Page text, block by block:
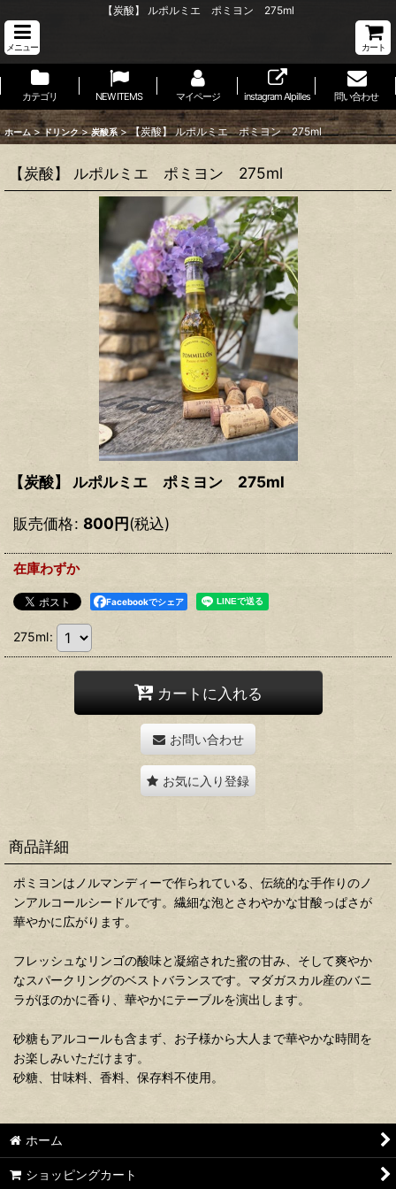
【炭酸】 ルポルミエ ポミヨン 275ml
メニュー カート
カテゴリ NEW ITEMS マイページ instagram Alpilles 問い合わせ
ホーム > ドリンク > 炭酸系 > 【炭酸】 ルポルミエ ポミヨン 275ml
【炭酸】 ルポルミエ ポミヨン 275ml
【炭酸】 ルポルミエ ポミヨン 275ml
販売価格: 800円(税込)
在庫わずか
Facebookでシェア
275ml:
カートに入れる
お問い合わせ
お気に入り登録
商品詳細
ポミヨンはノルマンディーで作られている、伝統的な手作りのノ
ンアルコールシードルです。繊細な泡とさわやかな甘酸っぱさが
華やかに広がります。
フレッシュなリンゴの酸味と凝縮された蜜の甘み、そして爽やか
なスパークリングのベストバランスです。マダガスカル産のバニ
ラがほのかに香り、華やかにテーブルを演出します。
砂糖もアルコールも含まず、お子様から大人まで華やかな時間を
お楽しみいただけます。
砂糖、甘味料、香料、保存料不使用。
ホーム
ショッピングカート